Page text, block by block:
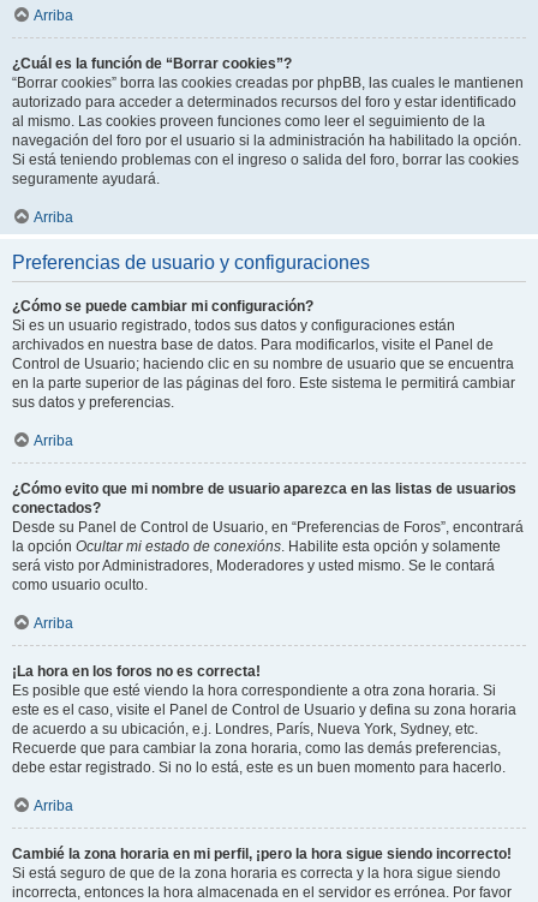
Arriba
¿Cuál es la función de “Borrar cookies”?
“Borrar cookies” borra las cookies creadas por phpBB, las cuales le mantienen
autorizado para acceder a determinados recursos del foro y estar identificado
al mismo. Las cookies proveen funciones como leer el seguimiento de la
navegación del foro por el usuario si la administración ha habilitado la opción.
Si está teniendo problemas con el ingreso o salida del foro, borrar las cookies
seguramente ayudará.
Arriba
Preferencias de usuario y configuraciones
¿Cómo se puede cambiar mi configuración?
Si es un usuario registrado, todos sus datos y configuraciones están
archivados en nuestra base de datos. Para modificarlos, visite el Panel de
Control de Usuario; haciendo clic en su nombre de usuario que se encuentra
en la parte superior de las páginas del foro. Este sistema le permitirá cambiar
sus datos y preferencias.
Arriba
¿Cómo evito que mi nombre de usuario aparezca en las listas de usuarios
conectados?
Desde su Panel de Control de Usuario, en “Preferencias de Foros”, encontrará
la opción Ocultar mi estado de conexións. Habilite esta opción y solamente
será visto por Administradores, Moderadores y usted mismo. Se le contará
como usuario oculto.
Arriba
¡La hora en los foros no es correcta!
Es posible que esté viendo la hora correspondiente a otra zona horaria. Si
este es el caso, visite el Panel de Control de Usuario y defina su zona horaria
de acuerdo a su ubicación, e.j. Londres, París, Nueva York, Sydney, etc.
Recuerde que para cambiar la zona horaria, como las demás preferencias,
debe estar registrado. Si no lo está, este es un buen momento para hacerlo.
Arriba
Cambié la zona horaria en mi perfil, ¡pero la hora sigue siendo incorrecto!
Si está seguro de que de la zona horaria es correcta y la hora sigue siendo
incorrecta, entonces la hora almacenada en el servidor es errónea. Por favor